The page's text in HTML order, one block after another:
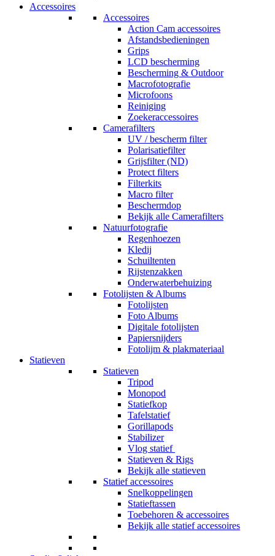
Accessoires
Accessoires
Action Cam accessoires
Afstandsbedieningen
Grips
LCD bescherming
Bescherming & Outdoor
Macrofotografie
Microfoons
Reiniging
Zoekeraccessoires
Camerafilters
UV / bescherm filter
Polarisatiefilter
Grijsfilter (ND)
Protect filters
Filterkits
Macro filter
Beschermdop
Bekijk alle Camerafilters
Natuurfotografie
Regenhoezen
Kledij
Schuiltenten
Rijstenzakken
Onderwaterbehuizing
Fotolijsten & Albums
Fotolijsten
Foto Albums
Digitale fotolijsten
Papiersnijders
Fotolijm & plakmateriaal
Statieven
Statieven
Tripod
Monopod
Statiefkop
Tafelstatief
Gorillapods
Stabilizer
Vlog statief
Statieven & Rigs
Bekijk alle statieven
Statief accessoires
Snelkoppelingen
Statieftassen
Toebehoren & accessoires
Bekijk alle statief accessoires